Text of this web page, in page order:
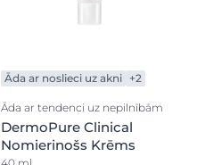
Āda ar noslieci uz akni +2
Āda ar tendenci uz nepilnībām
DermoPure Clinical
Nomierinošs Krēms